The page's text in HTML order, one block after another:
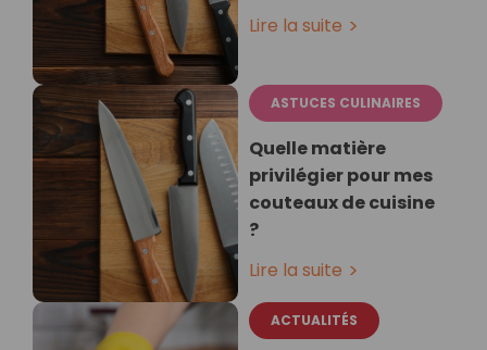
Lire la suite
ASTUCES CULINAIRES
Quelle matière
privilégier pour mes
couteaux de cuisine
?
Lire la suite
ACTUALITÉS